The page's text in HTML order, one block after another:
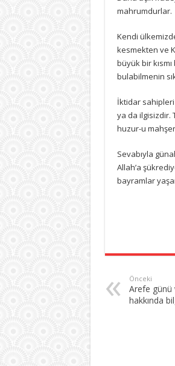
mahrumdurlar.
Kendi
kesmekten ve
büyük bir
bulabilmenin
İktidar
ya da ilgisizdir.
huzur-u
Sevabıyla
Allah’a
bayramlar
Önceki
Arefe günü
hakkında